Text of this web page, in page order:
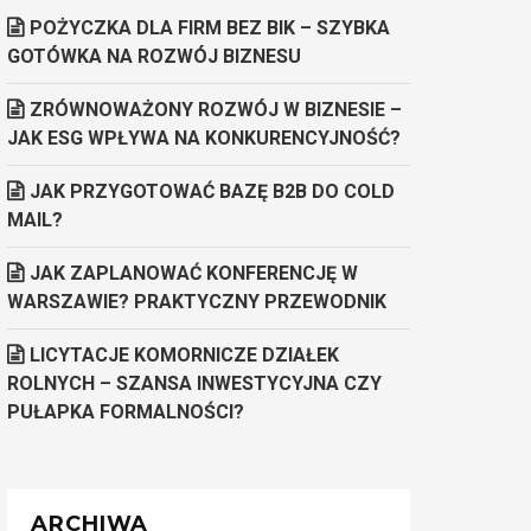
POŻYCZKA DLA FIRM BEZ BIK – SZYBKA
GOTÓWKA NA ROZWÓJ BIZNESU
ZRÓWNOWAŻONY ROZWÓJ W BIZNESIE –
JAK ESG WPŁYWA NA KONKURENCYJNOŚĆ?
JAK PRZYGOTOWAĆ BAZĘ B2B DO COLD
MAIL?
JAK ZAPLANOWAĆ KONFERENCJĘ W
WARSZAWIE? PRAKTYCZNY PRZEWODNIK
LICYTACJE KOMORNICZE DZIAŁEK
ROLNYCH – SZANSA INWESTYCYJNA CZY
PUŁAPKA FORMALNOŚCI?
ARCHIWA